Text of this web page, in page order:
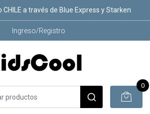
CHILE a través de Blue Express y Starken
Ingreso/Registro
0